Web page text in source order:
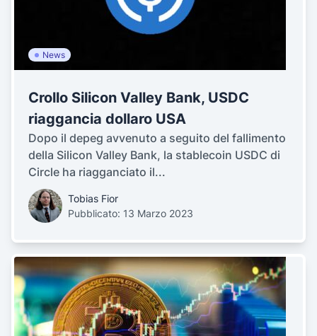
News
Crollo Silicon Valley Bank, USDC
riaggancia dollaro USA
Dopo il depeg avvenuto a seguito del fallimento
della Silicon Valley Bank, la stablecoin USDC di
Circle ha riagganciato il...
Tobias Fior
Pubblicato: 13 Marzo 2023